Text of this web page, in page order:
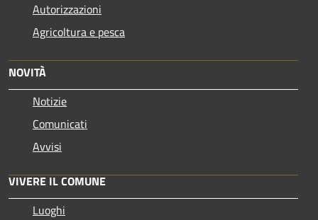
Autorizzazioni
Agricoltura e pesca
NOVITÀ
Notizie
Comunicati
Avvisi
VIVERE IL COMUNE
Luoghi